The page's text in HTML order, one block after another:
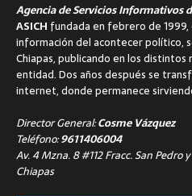
Agencia de Servicios Informativos
ASICH fundada en febrero de
información del acontecer político,
Chiapas, publicando en los distintos
entidad. Dos años después se
internet, donde permanece
Director General:Cosme Vázquez
Teléfono:9611406004
Av. 4 Mzna. 8 #112 Fracc. San Pedro
Chiapas